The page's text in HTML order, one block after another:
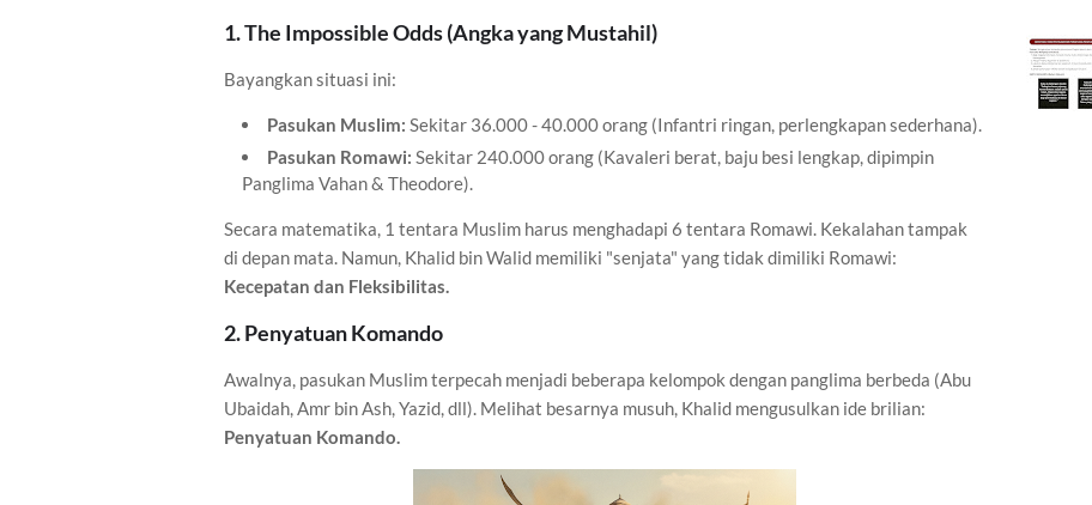
1. The Impossible Odds (Angka yang Mustahil)
Bayangkan situasi ini:
Pasukan Muslim: Sekitar 36.000 - 40.000 orang (Infantri ringan, perlengkapan sederhana).
Pasukan Romawi: Sekitar 240.000 orang (Kavaleri berat, baju besi lengkap, dipimpin
Panglima Vahan & Theodore).
Secara matematika, 1 tentara Muslim harus menghadapi 6 tentara Romawi. Kekalahan tampak
di depan mata. Namun, Khalid bin Walid memiliki "senjata" yang tidak dimiliki Romawi:
Kecepatan dan Fleksibilitas.
2. Penyatuan Komando
Awalnya, pasukan Muslim terpecah menjadi beberapa kelompok dengan panglima berbeda (Abu
Ubaidah, Amr bin Ash, Yazid, dll). Melihat besarnya musuh, Khalid mengusulkan ide brilian:
Penyatuan Komando.